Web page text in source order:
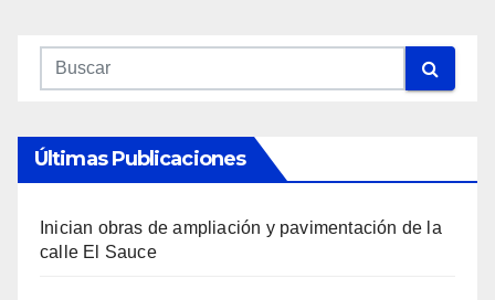
Últimas Publicaciones
Inician obras de ampliación y pavimentación de la
calle El Sauce